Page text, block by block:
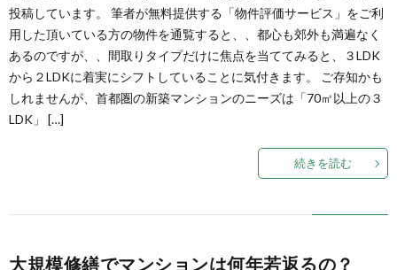
投稿しています。 筆者が無料提供する「物件評価サービス」をご利
用した頂いている方の物件を通覧すると、、都心も郊外も満遍なく
あるのですが、、間取りタイプだけに焦点を当ててみると、３LDK
から２LDKに着実にシフトしていることに気付きます。 ご存知かも
しれませんが、首都圏の新築マンションのニーズは「70㎡以上の３
LDK」 […]
続きを読む
大規模修繕でマンションは何年若返るの？